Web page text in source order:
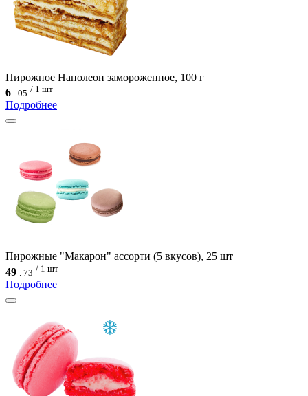
Пирожное Наполеон замороженное, 100 г
6 . 05 / 1 шт
Подробнее
Пирожные "Макарон" ассорти (5 вкусов), 25 шт
49
73 / 1 шт
Подробнее